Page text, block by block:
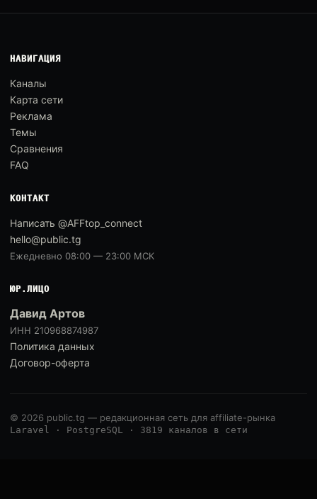
НАВИГАЦИЯ
Каналы
Карта сети
Реклама
Темы
Сравнения
FAQ
КОНТАКТ
Написать @AFFtop_connect
hello@public.tg
Ежедневно 08:00 — 23:00 МСК
ЮР.ЛИЦО
Давид Артов
ИНН 210968874987
Политика данных
Договор-оферта
© 2026 public.tg — редакционная сеть для affiliate-рынка
Laravel · PostgreSQL · 3819 каналов в сети